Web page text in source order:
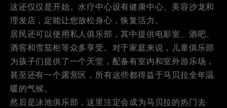
这还仅仅是开始。水疗中心设有健康中心、美容沙龙和
理发店，定能让您放松身心，恢复活力。
居民还可以使用私人俱乐部，其中提供电影室、酒吧、
酒窖和雪茄柜等众多享受。对于家庭来说，儿童俱乐部
为孩子们提供了一个天堂，配备有室内和室外游乐场，
甚至还有一个露营区，所有这些都得益于马贝拉全年温
暖的气候。
然后是泳池俱乐部，这里注定会成为马贝拉的热门去